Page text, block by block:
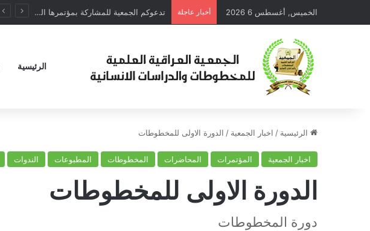
الخميس, أغسطس 6 2026 أخبار عاجلة تدعوكم الجمعية للمشاركة بمؤتمرها الخامس في تركيا تموز 2025
الرئيسية
الرئيسية / اخبار الجمعية / الدورة الاولى للمخطوطات
اخبار الجمعية المؤتمرات المحاضرات المخطوطات المطبوعات الندوات
الدورة الاولى للمخطوطات
دورة المخطوطات